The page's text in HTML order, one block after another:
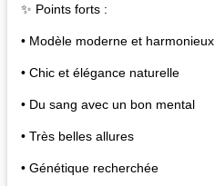
✨ Points forts :
• Modèle moderne et harmonieux
• Chic et élégance naturelle
• Du sang avec un bon mental
• Très belles allures
• Génétique recherchée